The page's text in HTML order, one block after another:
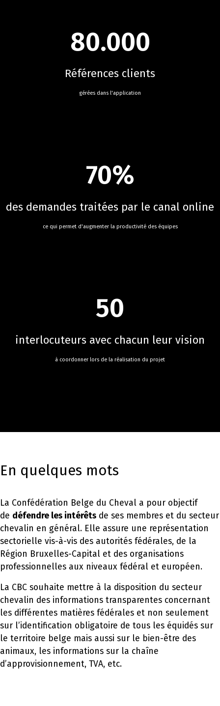
80.000
Références clients
gérées dans l'application
70%
des demandes traitées par le canal online
ce qui permet d'augmenter la productivité des équipes
50
interlocuteurs avec chacun leur vision
à coordonner lors de la réalisation du projet
En quelques mots
La Confédération Belge du Cheval a pour objectif
de défendre les intérêts de ses membres et du secteur
chevalin en général. Elle assure une représentation
sectorielle vis-à-vis des autorités fédérales, de la
Région Bruxelles-Capital et des organisations
professionnelles aux niveaux fédéral et européen.
La CBC souhaite mettre à la disposition du secteur
chevalin des informations transparentes concernant
les différentes matières fédérales et non seulement
sur l’identification obligatoire de tous les équidés sur
le territoire belge mais aussi sur le bien-être des
animaux, les informations sur la chaîne
d’approvisionnement, TVA, etc.